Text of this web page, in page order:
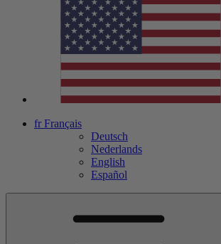
fr Français
Deutsch
Nederlands
English
Español